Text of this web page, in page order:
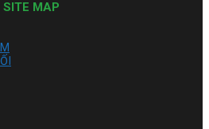
SITE MAP